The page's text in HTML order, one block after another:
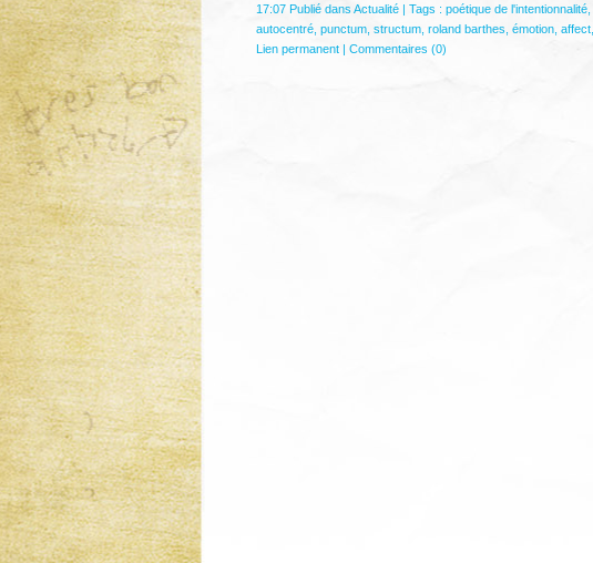
17:07 Publié dans Actualité| Tags : poétique de l'intentionnalité,
autocentré, punctum, structum, roland barthes émotion, affect,
Lien permanent| Commentaires (0)